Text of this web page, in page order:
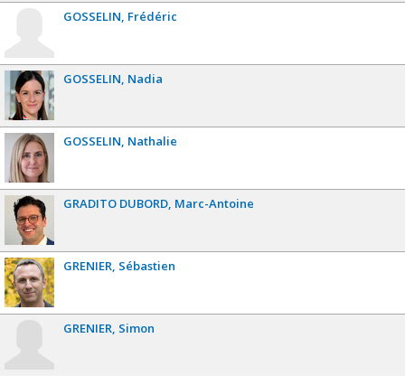
GOSSELIN Frédéric
GOSSELIN Nadia
GOSSELIN Nathalie
GRADITO DUBORD Marc-Antoine
GRENIER Sébastien
GRENIER Simon